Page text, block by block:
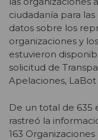
ciudadanía para
datos sobre los
organizaciones y
estuvieron
solicitud de
Apelaciones, LaBot
De un total de 635
rastreó la
163